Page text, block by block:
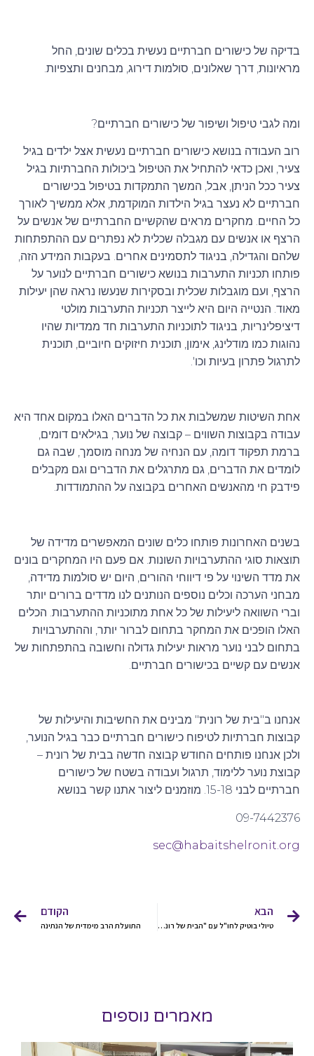
בדיקה של כישורים חברתיים נעשית בכלים שונים, החל
מראיונות, דרך שאלונים, סולמות דירוג, מבחנים ותצפיות.
ומה לגבי טיפול ושיפור של כישורים חברתיים?
רוב העבודה בנושא כישורים חברתיים נעשית אצל ילדים בגיל
צעיר, ואכן כדאי להתחיל את הטיפול ביכולות החברתיות בגיל
צעיר ככל הניתן, אבל, המשך התמקדות בטיפול בכישורים
חברתיים לא נעצר בגיל הילדות המוקדמת, אלא ממשיך לאורך
כל החיים. מחקרים מראים שהקשיים החברתיים של אנשים על
הרצף או אנשים עם מגבלה שכלית לא נפתרים עם ההתפתחות
שלהם והגדילה, בניגוד לתסמינים אחרים. בעקבות המידע הזה,
פותחו תכניות התערבות בנושא כישורים חברתיים לנוער על
הרצף, ועם מוגבלות שכלית ובסקירות שנעשו נראה שהן יעילות
מאוד. הנטייה היום היא לייצר תכניות התערבות מולטי
דיציפלינריות, בניגוד לתוכניות התערבות חד ממדיות שהיו
נהוגות כמו מודלינג, אימון, תוכנית חיזוקים חיוביים, תוכנית
לתרגול פתרון בעיות וכו'.
אחת השיטות שמשלבות את כל הדברים האלו במקום אחד היא
עבודה בקבוצות השווים – קבוצה של נוער, בגילאים דומים,
ברמת תפקוד דומה, עם הנחיה של מנחה מוסמך, שבה גם
לומדים את הדברים, גם מתרגלים את הדברים וגם מקבלים
פידבק חי מהאנשים האחרים בקבוצה על ההתמודדות.
בשנים האחרונות פותחו כלים שונים המאפשרים מדידה של
תוצאות סוגי ההתערבויות השונות. אם פעם היו המחקרים בונים
את מדד השינוי על פי דיווחי ההורים, היום יש סולמות מדידה,
מבחני הערכה וכלים נוספים הנותנים לנו מדדים ברורים יותר
וברי השוואה ליעילות של כל אחת מתוכניות ההתערבות. הכלים
האלו הופכים את המחקר בתחום לברור יותר, וההתערבויות
בתחום לבני נוער מראות יעילות גדולה וחשובה בהתפתחות של
אנשים עם קשיים בכישורים חברתיים.
אנחנו ב"בית של רונית" מבינים את החשיבות והיעילות של
קבוצות חברתיות לטיפוח כישורים חברתיים כבר בגיל הנוער,
ולכן אנחנו פותחים החודש קבוצה חדשה בבית של רונית –
קבוצת נוער ללימוד, תרגול ועבודה בשטח של כישורים
חברתיים לבני 15-18. מוזמנים ליצור אתנו קשר בנושא
09-7442376
sec@habaitshelronit.org
הבא
טיולי בוטיק לחו"ל עם "הבית של רונית"
הקודם
התועלת הרב מימדית של הנתינה
מאמרים נוספים